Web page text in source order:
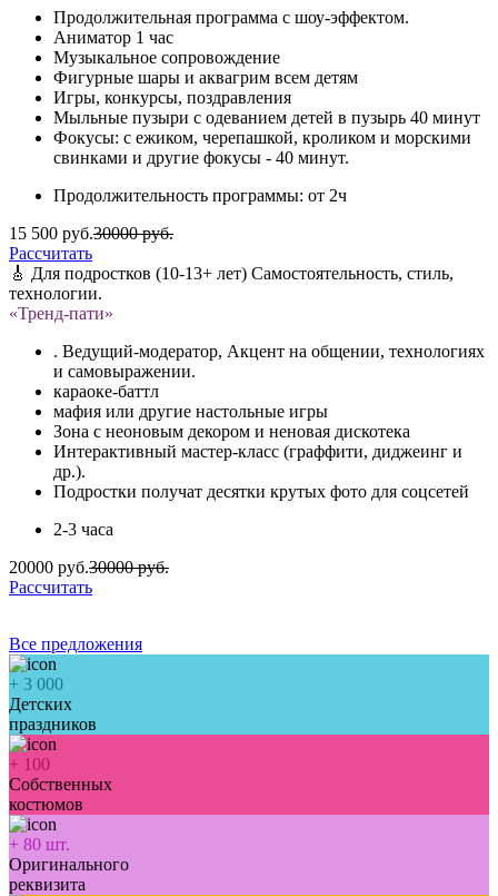
Продолжительная программа с шоу-эффектом.
Аниматор 1 час
Музыкальное сопровождение
Фигурные шары и аквагрим всем детям
Игры, конкурсы, поздравления
Мыльные пузыри с одеванием детей в пузырь 40 минут
Фокусы: с ежиком, черепашкой, кроликом и морскими
свинками и другие фокусы - 40 минут.
Продолжительность программы: от 2ч
15 500 руб.30000 руб.
Рассчитать
🎸 Для подростков (10-13+ лет) Самостоятельность, стиль,
технологии.
«Тренд-пати»
. Ведущий-модератор, Акцент на общении, технологиях
и самовыражении.
караоке-баттл
мафия или другие настольные игры
Зона с неоновым декором и неновая дискотека
Интерактивный мастер-класс (граффити, диджеинг и
др.).
Подростки получат десятки крутых фото для соцсетей
2-3 часа
20000 руб.30000 руб.
Рассчитать
Все предложения
+ 3 000
Детских
праздников
+ 100
Собственных
костюмов
+ 80 шт.
Оригинального
реквизита